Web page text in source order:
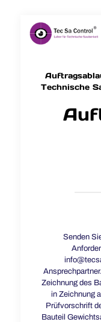
Technische
Senden
Zeichnung des
in Zeichnung
Prüfvorschrift
Bauteil